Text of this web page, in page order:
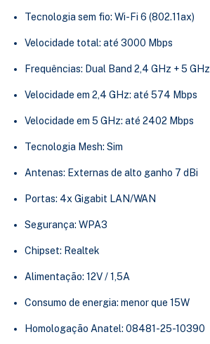
Tecnologia sem fio: Wi-Fi 6 (802.11ax)
Velocidade total: até 3000 Mbps
Frequências: Dual Band 2,4 GHz + 5 GHz
Velocidade em 2,4 GHz: até 574 Mbps
Velocidade em 5 GHz: até 2402 Mbps
Tecnologia Mesh: Sim
Antenas: Externas de alto ganho 7 dBi
Portas: 4x Gigabit LAN/WAN
Segurança: WPA3
Chipset: Realtek
Alimentação: 12V / 1,5A
Consumo de energia: menor que 15W
Homologação Anatel: 08481-25-10390